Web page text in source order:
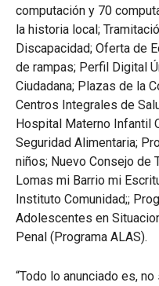
computación y 70
la historia local;
Discapacidad; Oferta de
de rampas; Perfil Digital
Ciudadana; Plazas de la
Centros Integrales de
Hospital Materno Infantil
Seguridad Alimentaria;
niños; Nuevo Consejo de
Lomas mi Barrio mi
Instituto Comunidad;;
Adolescentes en
Penal (Programa ALAS).
“Todo lo anunciado es,